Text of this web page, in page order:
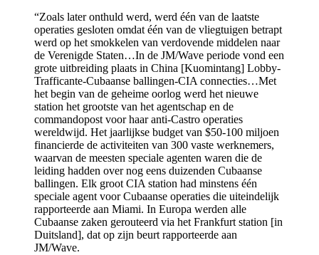
“Zoals later onthuld werd, werd één van de laatste
operaties gesloten omdat één van de vliegtuigen betrapt
werd op het smokkelen van verdovende middelen naar
de Verenigde Staten…In de JM/Wave periode vond een
grote uitbreiding plaats in China [Kuomintang] Lobby-
Trafficante-Cubaanse ballingen-CIA connecties…Met
het begin van de geheime oorlog werd het nieuwe
station het grootste van het agentschap en de
commandopost voor haar anti-Castro operaties
wereldwijd. Het jaarlijkse budget van $50-100 miljoen
financierde de activiteiten van 300 vaste werknemers,
waarvan de meesten speciale agenten waren die de
leiding hadden over nog eens duizenden Cubaanse
ballingen. Elk groot CIA station had minstens één
speciale agent voor Cubaanse operaties die uiteindelijk
rapporteerde aan Miami. In Europa werden alle
Cubaanse zaken gerouteerd via het Frankfurt station [in
Duitsland], dat op zijn beurt rapporteerde aan
JM/Wave.